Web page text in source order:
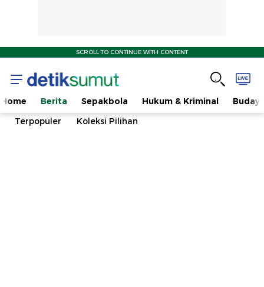
SCROLL TO CONTINUE WITH CONTENT
Home Berita Sepakbola Hukum & Kriminal
Terpopuler
Koleksi Pilihan